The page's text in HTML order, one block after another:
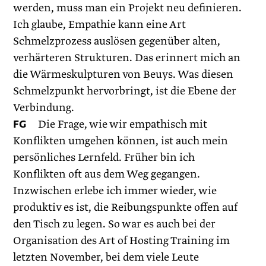
werden, muss man ein Projekt neu definieren.
Ich glaube, Empathie kann eine Art
Schmelzprozess auslösen gegenüber alten,
verhärteren Strukturen. Das erinnert mich an
die Wärmeskulpturen von Beuys. Was diesen
Schmelzpunkt hervorbringt, ist die Ebene der
Verbindung.
FG Die Frage, wie wir empathisch mit
Konflikten umgehen können, ist auch mein
persönliches Lernfeld. Früher bin ich
Konflikten oft aus dem Weg gegangen.
Inzwischen erlebe ich immer wieder, wie
produktiv es ist, die Reibungspunkte offen auf
den Tisch zu legen. So war es auch bei der
Organisation des Art of Hosting Training im
letzten November, bei dem viele Leute